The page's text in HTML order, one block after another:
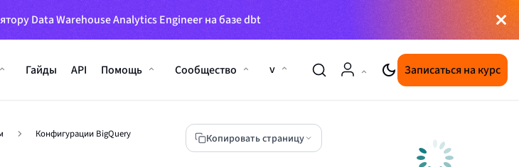
Data Warehouse Analytics Engineer на базе dbt
Гайды API Помощь Сообщество Записаться на курс
v
Конфигурации BigQuery Копировать страницу